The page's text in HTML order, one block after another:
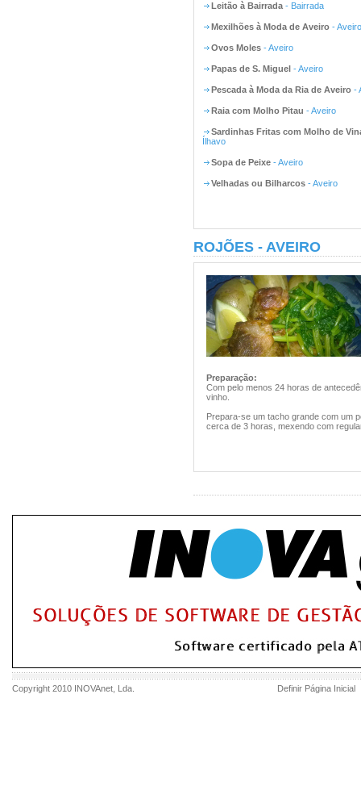
Leitão à Bairrada - Bairrada
Mexilhões à Moda de Aveiro - Aveiro
Ovos Moles - Aveiro
Papas de S. Miguel - Aveiro
Pescada à Moda da Ria de Aveiro -
Raia com Molho Pitau - Aveiro
Sardinhas Fritas com Molho de
Ílhavo
Sopa de Peixe - Aveiro
Velhadas ou Bilharcos - Aveiro
ROJÕES - AVEIRO
Preparação:
Com pelo menos 24 horas de
vinho.
Prepara-se um tacho grande com um
cerca de 3 horas, mexendo com
Copyright 2010 INOVAnet , Lda. Definir Página Inicial